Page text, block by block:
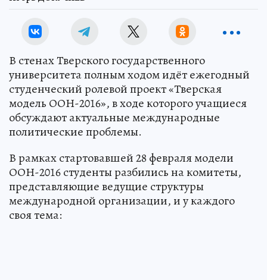
В стенах Тверского государственного
университета полным ходом идёт ежегодный
студенческий ролевой проект «Тверская
модель ООН-2016», в ходе которого учащиеся
обсуждают актуальные международные
политические проблемы.
В рамках стартовавшей 28 февраля модели
ООН-2016 студенты разбились на комитеты,
представляющие ведущие структуры
международной организации, и у каждого
своя тема: